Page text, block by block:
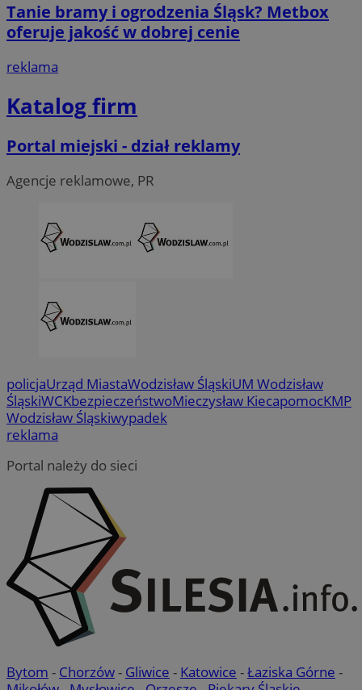
Tanie bramy i ogrodzenia Śląsk? Metbox
oferuje jakość w dobrej cenie
reklama
Katalog firm
Portal miejski - dział reklamy
Agencje reklamowe, PR
policjaUrząd MiastaWodzisław ŚląskiUM Wodzisław
ŚląskiWCKbezpieczeństwoMieczysław KiecapomocKMP
Wodzisław Śląskiwypadek
reklama
Portal należy do sieci
Bytom - Chorzów- Gliwice - Katowice -Łaziska Górne -